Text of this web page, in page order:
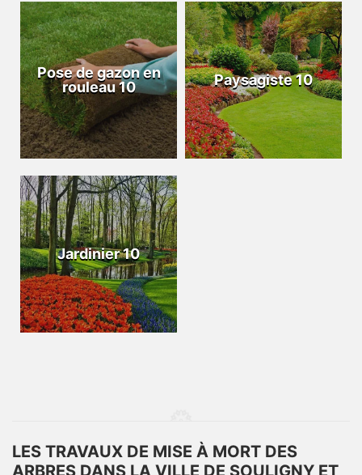
Pose de gazon en
rouleau 10
Paysagiste 10
Jardinier 10
LES TRAVAUX DE MISE À MORT DES
ARBRES DANS LA VILLE DE SOULIGNY ET